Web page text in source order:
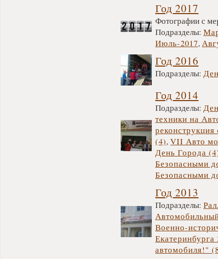
Год 2017
Фотографии с
Подразделы:
Июль-2017,
Год 2016
Подразделы:
Год 2014
Подразделы:
техники на
(4), VII Авто
День Города
Безопасными
Безопасными
Год 2013
Подразделы:
Военно-
Екатеринбурга
автомобиля!"